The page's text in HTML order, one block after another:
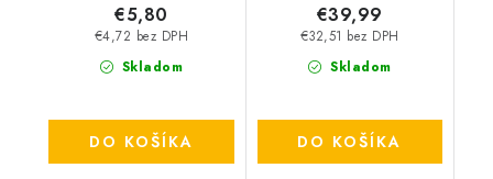
Skladom
€4,72 bez DPH
€5,80
DO KOŠÍKA
Skladom
€32,51 bez DPH
€39,99
DO KOŠÍKA